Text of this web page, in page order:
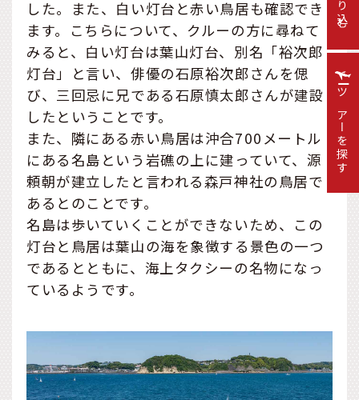
絞り込む
した。また、白い灯台と赤い鳥居も確認でき
ます。こちらについて、クルーの方に尋ねて
みると、白い灯台は葉山灯台、別名「裕次郎
灯台」と言い、俳優の石原裕次郎さんを偲
び、三回忌に兄である石原慎太郎さんが建設
したということです。
また、隣にある赤い鳥居は沖合700メートル
にある名島という岩礁の上に建っていて、源
頼朝が建立したと言われる森戸神社の鳥居で
あるとのことです。
名島は歩いていくことができないため、この
灯台と鳥居は葉山の海を象徴する景色の一つ
であるとともに、海上タクシーの名物になっ
ているようです。
ツアーを探す